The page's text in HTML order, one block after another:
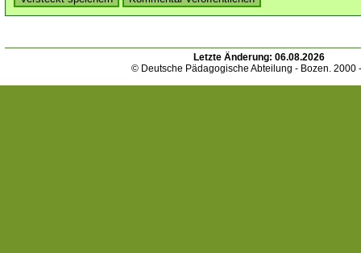
Letzte Änderung: 06.08.2026
© Deutsche Pädagogische Abteilung - Bozen. 2000